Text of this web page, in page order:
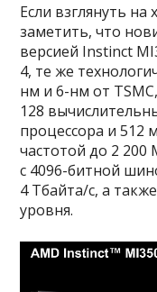
Если взглянуть
заметить, что
версией Instinct
4, те же
нм и 6-нм от
128
процессора и 512
частотой до 2 200
с 4096-битной
4 Тбайта/с, а
уровня.